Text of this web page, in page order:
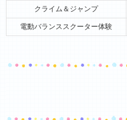
クライム＆ジャンプ
電動バランススクーター体験